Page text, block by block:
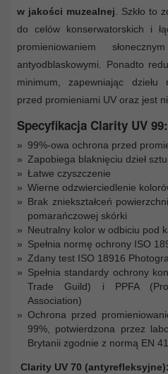
w jakości muzealnej . Szkło to
do celów konserwatorskich i
promieniowaniem
antyodblaskowymi. Ponadto
minimum, zapewniając dziełu
przed promieniami UV oraz jest
Specyfikacja Clarity UV 99:
99%-owa ochrona przed
Zapobiega blaknięciu dzieł
Łatwe czyszczenie
Wierne odzwierciedlenie
Brak zniekształceń
pomarańczowej skórki
Neutralny kolor w odbiciu pod
Spełnia normę ochrony ISO
Zdany test ISO 18916
Spełnia standardy ochrony
Trade Guild) i PPFA
Association)
Ochrona przed
99%, potwierdzona przez
Brytanii zgodnie z normą EN
Clarity UV 70 (antyrefleksyjne):